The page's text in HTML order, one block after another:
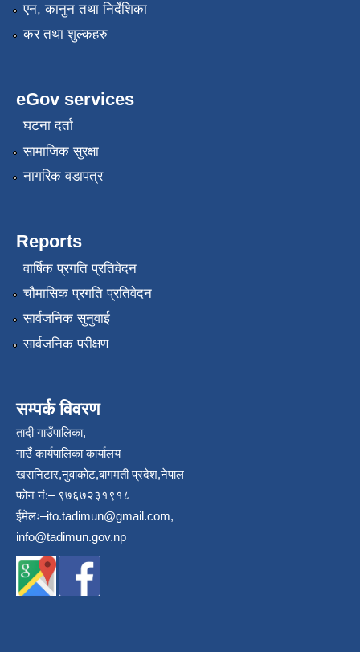
एन, कानुन तथा निर्देशिका
कर तथा शुल्कहरु
eGov services
घटना दर्ता
सामाजिक सुरक्षा
नागरिक वडापत्र
Reports
वार्षिक प्रगति प्रतिवेदन
चौमासिक प्रगति प्रतिवेदन
सार्वजनिक सुनुवाई
सार्वजनिक परीक्षण
सम्पर्क विवरण
तादी गाउँपालिका,
गाउँ कार्यपालिका कार्यालय
खरानिटार,नुवाकोट,बागमती प्रदेश,नेपाल
फोन नं:– ९७६७२३१९१८
ईमेलः–ito.tadimun@gmail.com,
info@tadimun.gov.np